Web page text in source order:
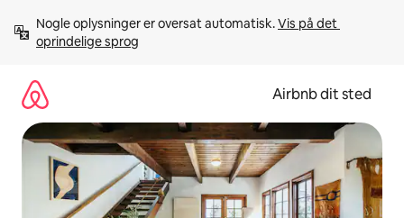
videre
Nogle oplysninger er oversat automatisk. Vis på det
oprindelige sprog
Airbnb dit sted